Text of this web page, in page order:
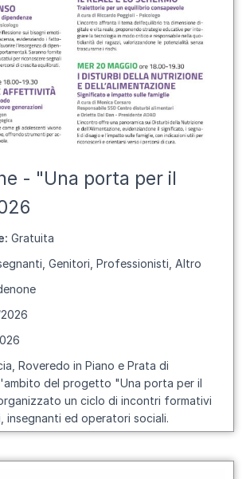
- "Una porta per il
Gratuita
Genitori, Professionisti, Altro
Roveredo in Piano e Prata di
del progetto "Una porta per il
un ciclo di incontri formativi
insegnanti ed operatori sociali.